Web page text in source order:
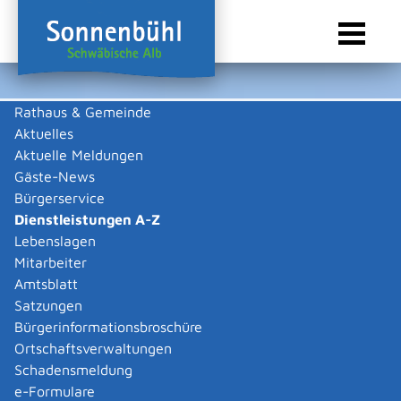
Rathaus & Gemeinde
Aktuelles
Aktuelle Meldungen
Gäste-News
Bürgerservice
Dienstleistungen A-Z
Lebenslagen
Mitarbeiter
Amtsblatt
Satzungen
Bürgerinformationsbroschüre
Ortschaftsverwaltungen
Schadensmeldung
e-Formulare
Sie sind hier:
Dienstleistungen A-Z
Dienstleistungen A-Z
Leistungen
Vielzahl von kommunalen und staatlichen
Verwaltungsvorgängen. Insbesondere erhalten Sie
Informationen zu den erforderlichen Unterlagen die zu
einer bestimmen Verwaltungsdienstleistung notwendig